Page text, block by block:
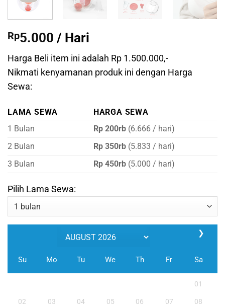
Rp5.000 / Hari
Harga Beli item ini adalah Rp 1.500.000,-
Nikmati kenyamanan produk ini dengan Harga
Sewa:
LAMA SEWA
HARGA SEWA
1 Bulan
Rp 200rb(6.666 / hari)
2 Bulan
Rp 350rb(5.833 / hari)
3 Bulan
Rp 450rb(5.000 / hari)
Pilih Lama Sewa:
❯
Su Mo Tu We Th Fr Sa
01
02 03 04 05 06 07 08